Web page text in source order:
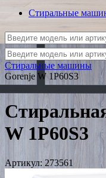
Стиральные
Стиральные машины
Gorenje W 1P60S3
W 1P60S3
Артикул: 273561